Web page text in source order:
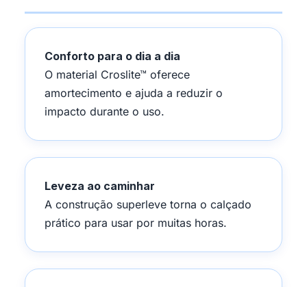
Conforto para o dia a dia
O material Croslite™ oferece
amortecimento e ajuda a reduzir o
impacto durante o uso.
Leveza ao caminhar
A construção superleve torna o calçado
prático para usar por muitas horas.